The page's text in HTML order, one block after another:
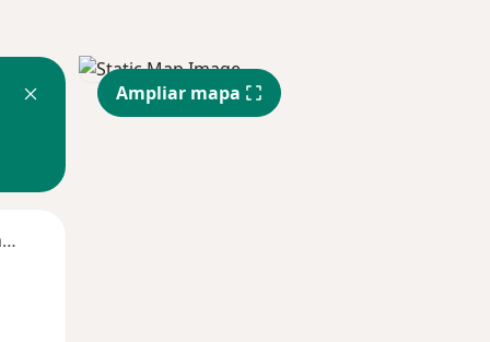
Segunda-feira
Ampliar mapa